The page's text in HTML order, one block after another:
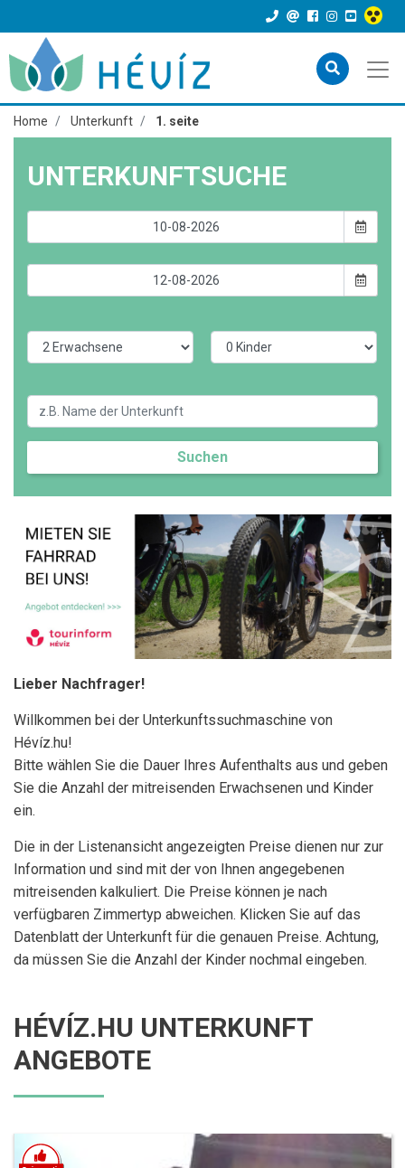
Home Unterkunft 1. seite
UNTERKUNFTSUCHE
Suchen
Lieber Nachfrager!
Willkommen bei der Unterkunftssuchmaschine von
Hévíz.hu!
Bitte wählen Sie die Dauer Ihres Aufenthalts aus und geben
Sie die Anzahl der mitreisenden Erwachsenen und Kinder
ein.
Die in der Listenansicht angezeigten Preise dienen nur zur
Information und sind mit der von Ihnen angegebenen
mitreisenden kalkuliert. Die Preise können je nach
verfügbaren Zimmertyp abweichen. Klicken Sie auf das
Datenblatt der Unterkunft für die genauen Preise. Achtung,
da müssen Sie die Anzahl der Kinder nochmal eingeben.
HÉVÍZ.HU UNTERKUNFT
ANGEBOTE